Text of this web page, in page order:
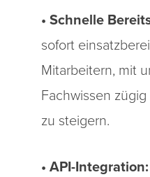
• Schnelle
sofort
Mitarbeitern, mit
Fachwissen
zu steigern.
• API-Integration: